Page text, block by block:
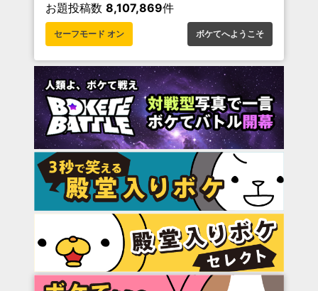
お題投稿数 8,107,869件
セーフモード オン ボケてへようこそ